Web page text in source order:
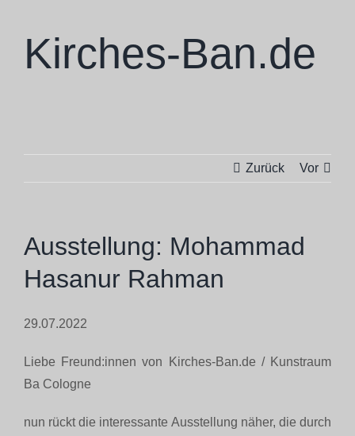
springenKirches-Ban.de
Projekte
Ba Cologne
Biographie
Zurück Vor
Ausstellung: Mohammad
Hasanur Rahman
29.07.2022
Liebe Freund:innen von Kirches-Ban.de / Kunstraum
Ba Cologne
nun rückt die interessante Ausstellung näher, die durch